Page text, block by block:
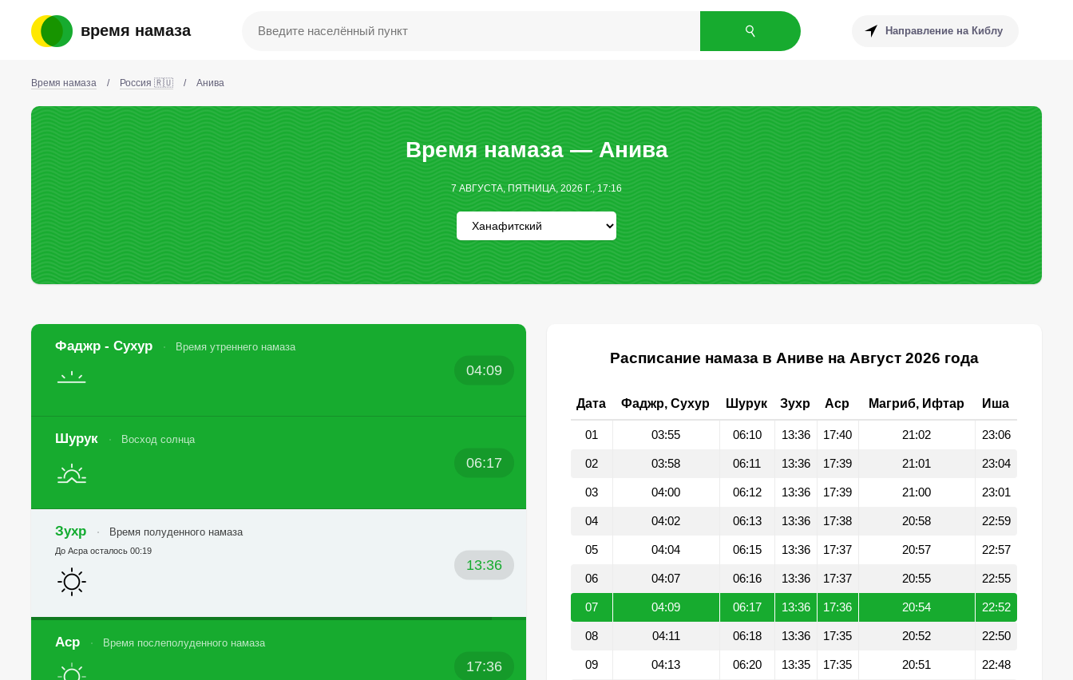
время намаза Направление на Киблу
Время намаза / Россия 🇷🇺 / Анива
Время намаза — Анива
7 АВГУСТА, ПЯТНИЦА, 2026 Г., 17:16
Фаджр - Сухур Время утреннего намаза
04:09
Шурук Восход солнца
06:17
Зухр Время полуденного намаза
13:36
До Асра осталось 00:19
Аср Время послеполуденного намаза
17:36
Расписание намаза в Аниве на Август 2026 года
Дата Фаджр, Сухур Шурук Зухр Аср Магриб, Ифтар Иша
01 03:55 06:10 13:36 17:40 21:02 23:06
02 03:58 06:11 13:36 17:39 21:01 23:04
03 04:00 06:12 13:36 17:39 21:00 23:01
04 04:02 06:13 13:36 17:38 20:58 22:59
05 04:04 06:15 13:36 17:37 20:57 22:57
06 04:07 06:16 13:36 17:37 20:55 22:55
07 04:09 06:17 13:36 17:36 20:54 22:52
08 04:11 06:18 13:36 17:35 20:52 22:50
09 04:13 06:20 13:35 17:35 20:51 22:48